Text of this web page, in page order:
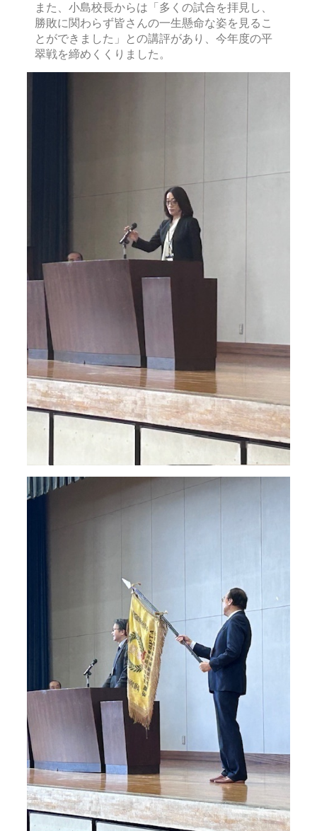
また、小島校長からは「多くの試合を拝見し、
勝敗に関わらず皆さんの一生懸命な姿を見るこ
とができました」との講評があり、今年度の平
翠戦を締めくくりました。